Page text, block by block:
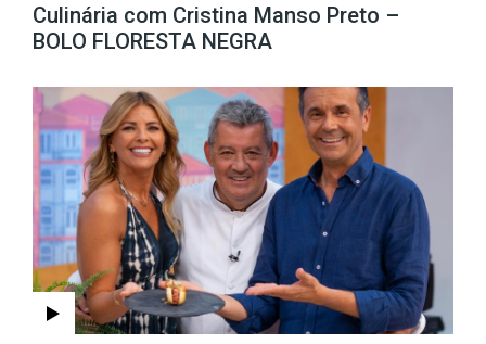
Culinária com Cristina Manso Preto –
BOLO FLORESTA NEGRA